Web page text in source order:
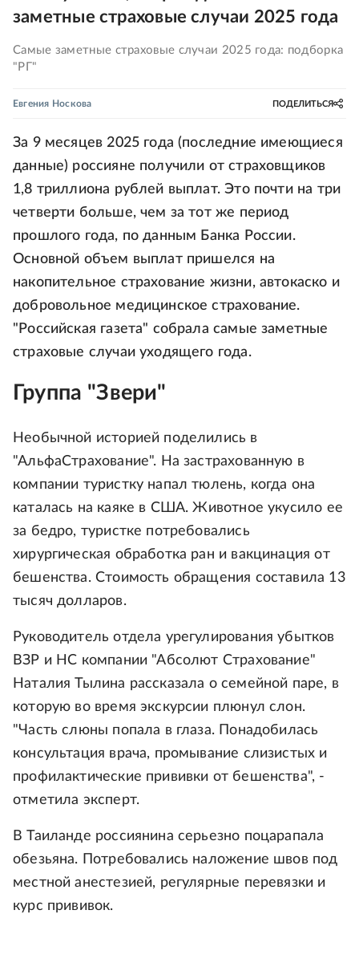
заметные страховые случаи 2025 года
Самые заметные страховые случаи 2025 года: подборка
"РГ"
Евгения Носкова ПОДЕЛИТЬСЯ
За 9 месяцев 2025 года (последние имеющиеся
данные) россияне получили от страховщиков
1,8 триллиона рублей выплат. Это почти на три
четверти больше, чем за тот же период
прошлого года, по данным Банка России.
Основной объем выплат пришелся на
накопительное страхование жизни, автокаско и
добровольное медицинское страхование.
"Российская газета" собрала самые заметные
страховые случаи уходящего года.
Группа "Звери"
Необычной историей поделились в
"АльфаСтрахование". На застрахованную в
компании туристку напал тюлень, когда она
каталась на каяке в США. Животное укусило ее
за бедро, туристке потребовались
хирургическая обработка ран и вакцинация от
бешенства. Стоимость обращения составила 13
тысяч долларов.
Руководитель отдела урегулирования убытков
ВЗР и НС компании "Абсолют Страхование"
Наталия Тылина рассказала о семейной паре, в
которую во время экскурсии плюнул слон.
"Часть слюны попала в глаза. Понадобилась
консультация врача, промывание слизистых и
профилактические прививки от бешенства", -
отметила эксперт.
В Таиланде россиянина серьезно поцарапала
обезьяна. Потребовались наложение швов под
местной анестезией, регулярные перевязки и
курс прививок.